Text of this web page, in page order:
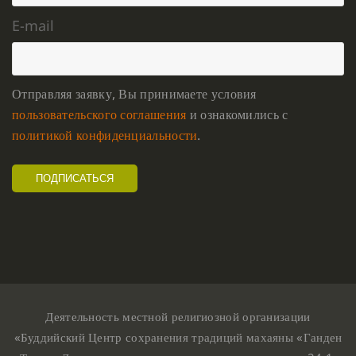
E-mail
Отправляя заявку, Вы принимаете условия
пользовательского соглашения и ознакомились с
политикой конфиденциальности.
Деятельность местной религиозной организации
«Буддийский Центр сохранения традиций махаяны «Ганден